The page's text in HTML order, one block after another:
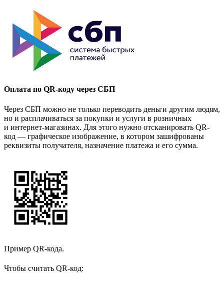
Оплата по QR-коду через СБП
Через СБП можно не только переводить деньги другим людям,
но и расплачиваться за покупки и услуги в розничных
и интернет-магазинах. Для этого нужно отсканировать QR-
код — графическое изображение, в котором зашифрованы
реквизиты получателя, назначение платежа и его сумма.
Пример QR-кода.
Чтобы считать QR-код: